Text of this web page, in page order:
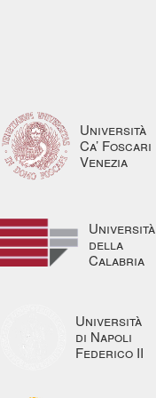
Università
Ca’ Foscari
Venezia
Università
della
Calabria
Università
di Napoli
Federico II